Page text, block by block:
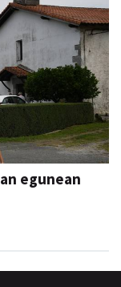
egunean